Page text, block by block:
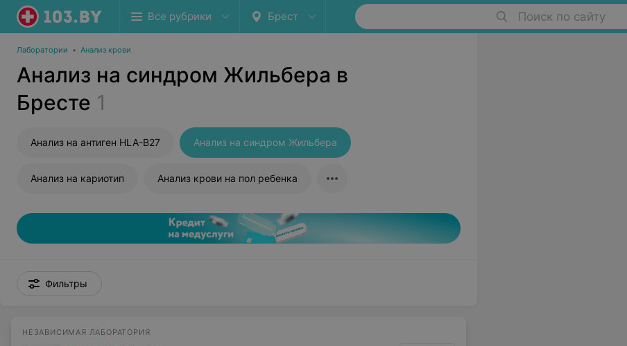
Все рубрики Брест Поиск по сайту
Лаборатории • Анализ крови
Анализ на синдром Жильбера в
Бресте 1
Анализ на антиген HLA-B27 Анализ на синдром Жильбера
Анализ на кариотип Анализ крови на пол ребенка
Фильтры
НЕЗАВИСИМАЯ ЛАБОРАТОРИЯ